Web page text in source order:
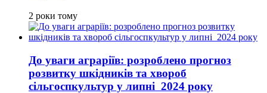
2 роки тому
До уваги аграріїв: розроблено прогноз
розвитку шкідників та хвороб
сільгоспкультур у липні 2024 року